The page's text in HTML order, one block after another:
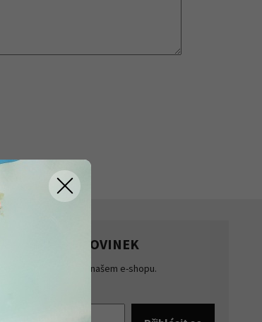
K ODBĚRU NOVINEK
a akcích na našem e-shopu.
novinek.